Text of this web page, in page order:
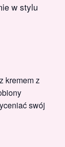
w stylu
kremem z
swój